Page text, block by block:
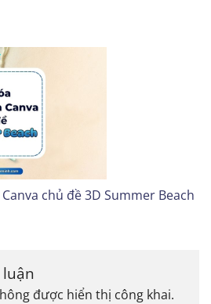
chủ đề 3D Summer Beach
được hiển thị công khai.